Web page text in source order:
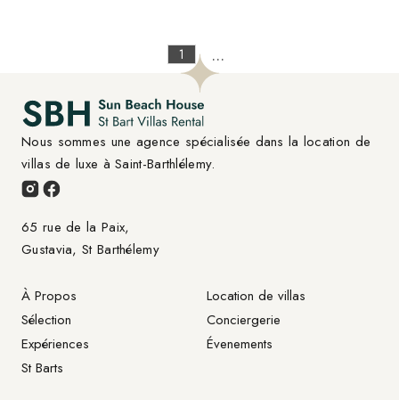
1 ...
Nous sommes une agence spécialisée dans la location de
villas de luxe à Saint-Barthlélemy.
65 rue de la Paix,
Gustavia, St Barthélemy
À Propos
Location de villas
Sélection
Conciergerie
Expériences
Évenements
St Barts